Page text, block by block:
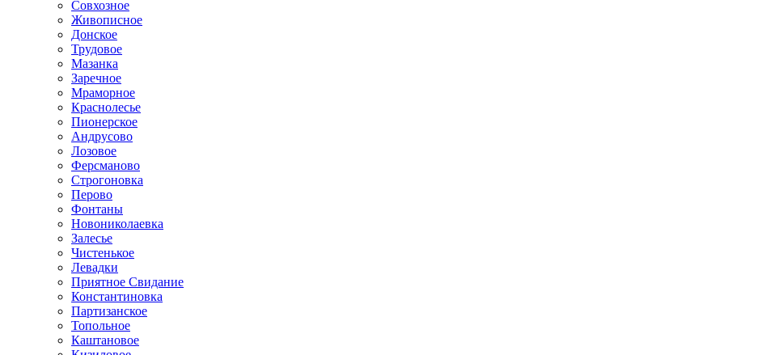
Совхозное
Живописное
Донское
Трудовое
Мазанка
Заречное
Мраморное
Краснолесье
Пионерское
Андрусово
Лозовое
Ферсманово
Строгоновка
Перово
Фонтаны
Новониколаевка
Залесье
Чистенькое
Левадки
Приятное Свидание
Константиновка
Партизанское
Топольное
Каштановое